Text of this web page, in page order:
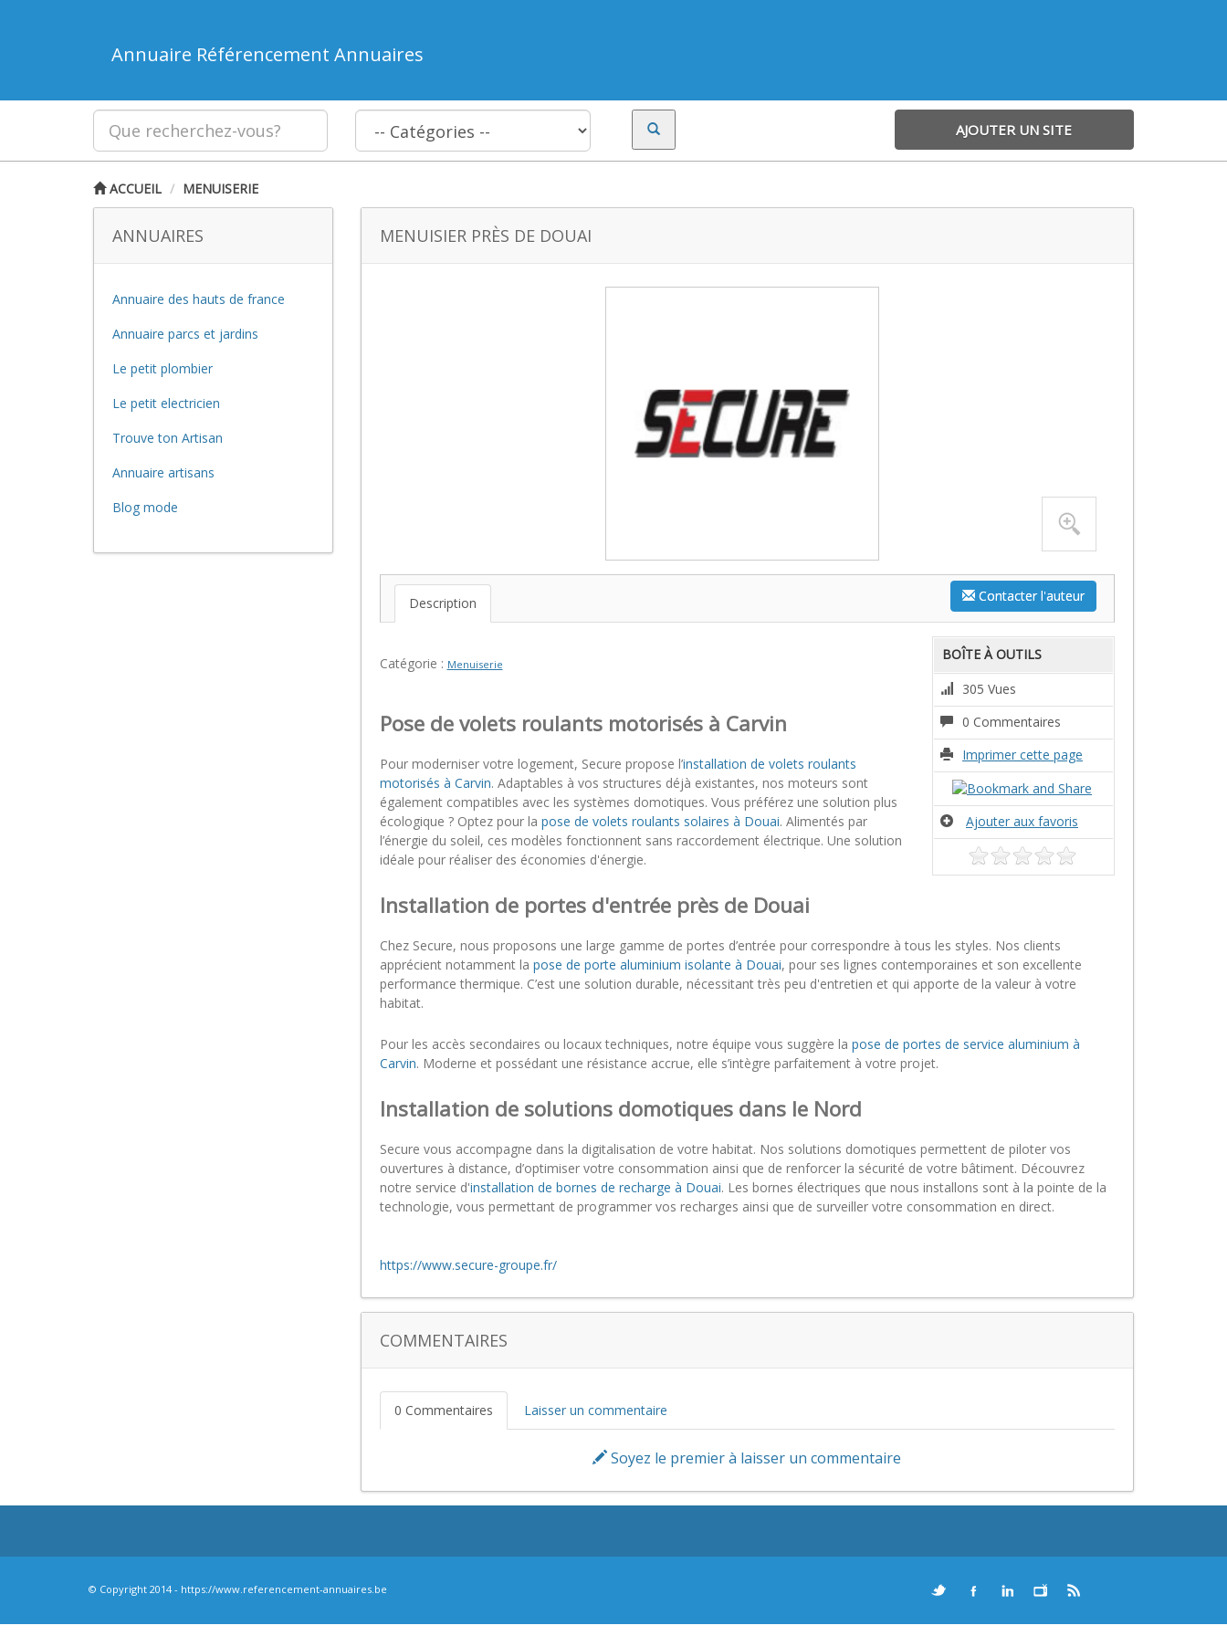
Annuaire Référencement Annuaires
AJOUTER UN SITE
ACCUEIL MENUISERIE
ANNUAIRES
Annuaire des hauts de france
Annuaire parcs et jardins
Le petit plombier
Le petit electricien
Trouve ton Artisan
Annuaire artisans
Blog mode
MENUISIER PRÈS DE DOUAI
Contacter l'auteur
Description
BOÎTE À OUTILS
305 Vues
0 Commentaires
Imprimer cette page
Ajouter aux favoris
Catégorie : Menuiserie
Pose de volets roulants motorisés à Carvin
Pour moderniser votre logement, Secure propose l’installation de volets roulants
motorisés à Carvin. Adaptables à vos structures déjà existantes, nos moteurs sont
également compatibles avec les systèmes domotiques. Vous préférez une solution plus
écologique ? Optez pour la pose de volets roulants solaires à Douai. Alimentés par
l’énergie du soleil, ces modèles fonctionnent sans raccordement électrique. Une solution
idéale pour réaliser des économies d'énergie.
Installation de portes d'entrée près de Douai
Chez Secure, nous proposons une large gamme de portes d’entrée pour correspondre à tous les styles. Nos clients
apprécient notamment la pose de porte aluminium isolante à Douai, pour ses lignes contemporaines et son excellente
performance thermique. C’est une solution durable, nécessitant très peu d'entretien et qui apporte de la valeur à votre
habitat.
Pour les accès secondaires ou locaux techniques, notre équipe vous suggère la pose de portes de service aluminium à
Carvin. Moderne et possédant une résistance accrue, elle s’intègre parfaitement à votre projet.
Installation de solutions domotiques dans le Nord
Secure vous accompagne dans la digitalisation de votre habitat. Nos solutions domotiques permettent de piloter vos
ouvertures à distance, d’optimiser votre consommation ainsi que de renforcer la sécurité de votre bâtiment. Découvrez
notre service d'installation de bornes de recharge à Douai. Les bornes électriques que nous installons sont à la pointe de la
technologie, vous permettant de programmer vos recharges ainsi que de surveiller votre consommation en direct.
https://www.secure-groupe.fr/
COMMENTAIRES
0 Commentaires Laisser un commentaire
Soyez le premier à laisser un commentaire
© Copyright 2014 - https://www.referencement-annuaires.be